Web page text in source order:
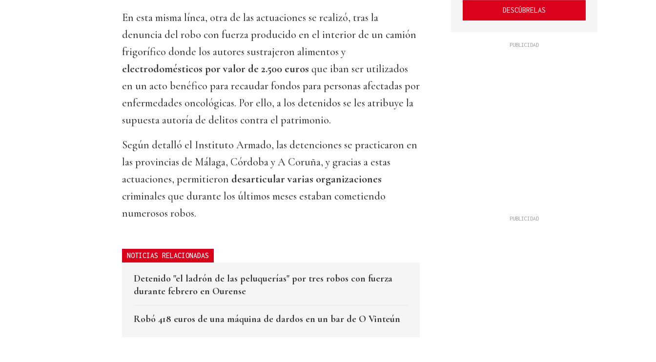
En esta misma línea, otra de las actuaciones se realizó, tras la
denuncia del robo con fuerza producido en el interior de un camión
frigorífico donde los autores sustrajeron alimentos y
electrodomésticos por valor de 2.500 euros que iban ser utilizados
en un acto benéfico para recaudar fondos para personas afectadas por
enfermedades oncológicas. Por ello, a los detenidos se les atribuye la
supuesta autoría de delitos contra el patrimonio.
Según detalló el Instituto Armado, las detenciones se practicaron en
las provincias de Málaga, Córdoba y A Coruña, y gracias a estas
actuaciones, permitieron desarticular varias organizaciones
criminales que durante los últimos meses estaban cometiendo
numerosos robos.
NOTICIAS RELACIONADAS
Detenido "el ladrón de las peluquerías" por tres robos con fuerza
durante febrero en Ourense
Robó 418 euros de una máquina de dardos en un bar de O Vinteún
DESCÚBRELAS